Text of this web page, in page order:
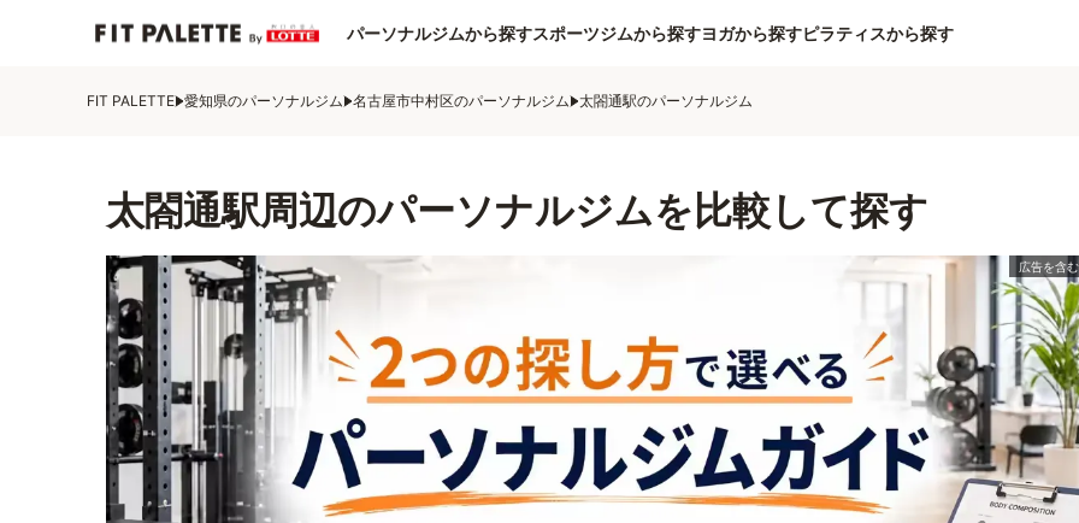
パーソナルジムから探すスポーツジムから探すヨガから探すピラティスから探す
FIT PALETTE 愛知県のパーソナルジム 名古屋市中村区のパーソナルジム 太閤通駅のパーソナルジム
太閤通駅周辺のパーソナルジムを比較して探す